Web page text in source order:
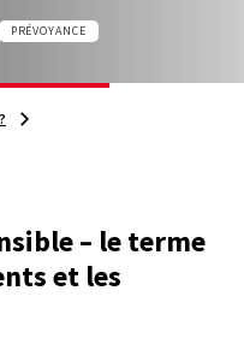
PRÉVOYANCE
– le terme
et les